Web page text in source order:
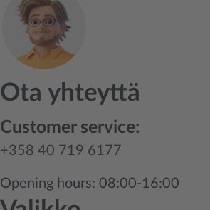
Ota yhteyttä
Customer service:
+358 40 719 6177
Opening hours: 08:00-16:00